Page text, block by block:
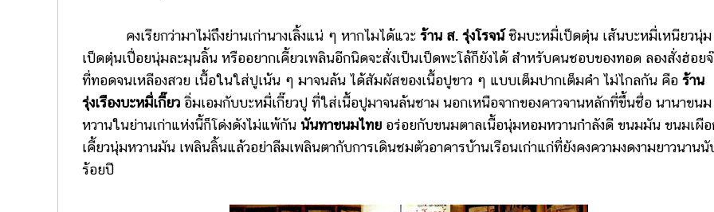
คงเรียกว่ามาไม่ถึงย่านเก่านางเลิ้งแน่ ๆ หากไมได้แวะ ร้าน ส. รุ่งโรจน์ชิมบะหมี่เป็ดตุ๋น เส้นบะหมี่เหนียวนุ่
เป็ดตุ๋นเปื่อยนุ่มละมุนลิ้น หรืออยากเคี้ยวเพลินอีกนิดจะสั่งเป็นเป็ดพะโล้ก็ยังได้ สำหรับคนชอบของทอด ลองสั่งฮ่อย
ที่ทอดจนเหลืองสวย เนื้อในใส่ปูเน้น ๆ มาจนล้น ได้สัมผัสของเนื้อปูขาว ๆ แบบเต็มปากเต็มคำ ไม่ไกลกัน คือ ร้าน
รุ่งเรืองบะหมี่เกี๊ยว อิ่มเอมกับบะหมี่เกี๊ยวปู ที่ใส่เนื้อปูมาจนล้นชาม นอกเหนือจากของคาวจานหลักที่ขึ้นชื่อ นานาขนม
หวานในย่านเก่าแห่งนี้ก็โด่งดังไม่แพ้กัน นันทาขนมไทย อร่อยกับขนมตาลเนื้อนุ่มหอมหวานกำลังดี ขนมมัน ขนมเผื
เคี้ยวนุ่มหวานมัน เพลินลิ้นแล้วอย่าลืมเพลินตากับการเดินชมตัวอาคารบ้านเรือนเก่าแก่ที่ยังคงความงดงามยาวนานนั
ร้อยปี